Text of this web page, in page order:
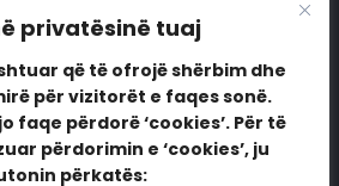
privatësinë tuaj
që të ofrojë shërbim dhe
për vizitorët e faqes sonë.
faqe përdorë ‘cookies’. Për të
përdorimin e ‘cookies’, ju
përkatës: